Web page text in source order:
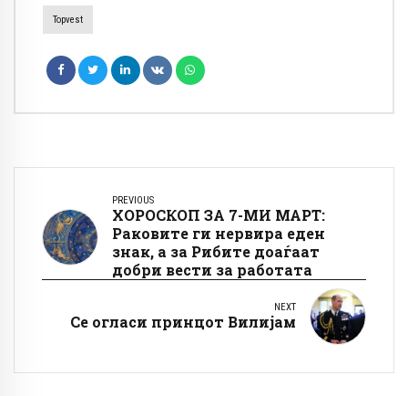
Topvest
PREVIOUS
ХОРОСКОП ЗА 7-МИ МАРТ:
Раковите ги нервира еден
знак, а за Рибите доаѓаат
добри вести за работата
NEXT
Се огласи принцот Вилијам